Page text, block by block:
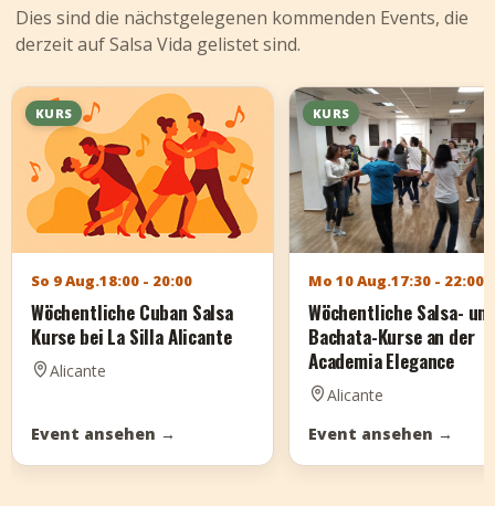
Dies sind die nächstgelegenen kommenden Events, die
derzeit auf Salsa Vida gelistet sind.
KURS
So 9 Aug.18:00 - 20:00
Wöchentliche Cuban Salsa
Kurse bei La Silla Alicante
Alicante
Event ansehen →
KURS
Mo 10 Aug.17:30 - 22:00
Wöchentliche Salsa-
Bachata-Kurse an der
Academia Elegance
Alicante
Event ansehen →